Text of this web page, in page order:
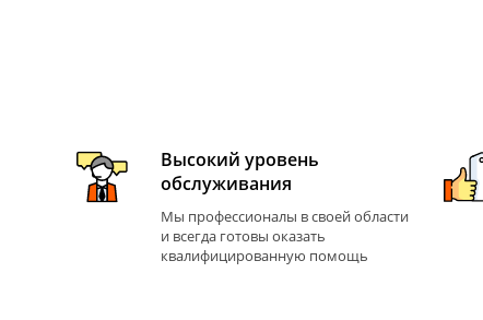
Высокий уровень
обслуживания
Мы профессионалы в своей области
и всегда готовы оказать
квалифицированную помощь